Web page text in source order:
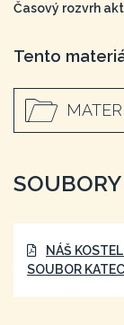
Časový rozvrh
Tento
NÁŠ
SOUBOR